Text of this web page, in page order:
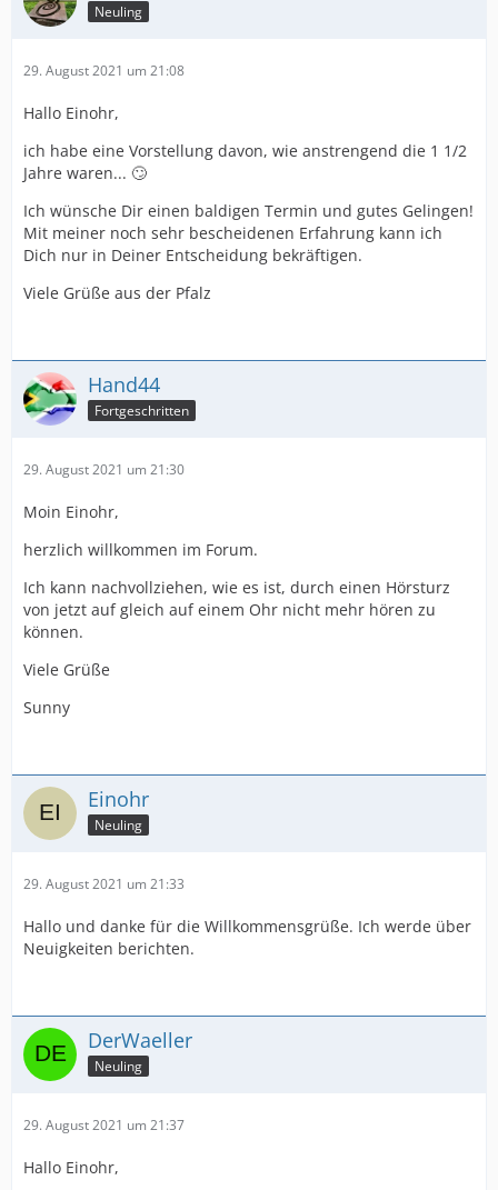
Neuling
29. August 2021 um 21:08
Hallo Einohr,
ich habe eine Vorstellung davon, wie anstrengend die 1 1/2
Jahre waren... 🙄
Ich wünsche Dir einen baldigen Termin und gutes Gelingen!
Mit meiner noch sehr bescheidenen Erfahrung kann ich
Dich nur in Deiner Entscheidung bekräftigen.
Viele Grüße aus der Pfalz
Hand44
Fortgeschritten
29. August 2021 um 21:30
Moin Einohr,
herzlich willkommen im Forum.
Ich kann nachvollziehen, wie es ist, durch einen Hörsturz
von jetzt auf gleich auf einem Ohr nicht mehr hören zu
können.
Viele Grüße
Sunny
Einohr
Neuling
29. August 2021 um 21:33
Hallo und danke für die Willkommensgrüße. Ich werde über
Neuigkeiten berichten.
DerWaeller
Neuling
29. August 2021 um 21:37
Hallo Einohr,